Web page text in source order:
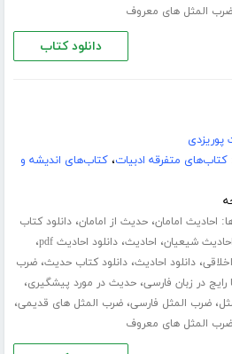
المثل های معروف
دانلود کتاب
پوریزدی
کتاب‌های متفرقه ادبیات،کتاب‌های اندیشه و
احادیث امامان،حدیث از امامان،دانلود کتاب
احادیث شیعیان، احادیث،دانلود احادیث pdf ،
،دانلود احادیث،دانلود کتاب حدیث،ضرب
رایج در زبان فارسی،حدیث در مورد پیشگیری،
،ضرب المثل فارسی،ضرب المثل های قدیمی،
المثل های معروف